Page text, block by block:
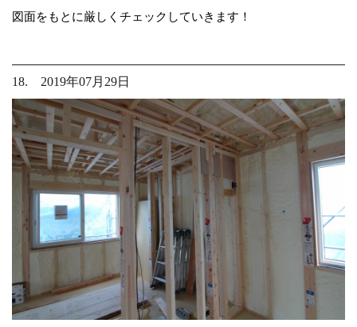
図面をもとに厳しくチェックしていきます！
18. 2019年07月29日